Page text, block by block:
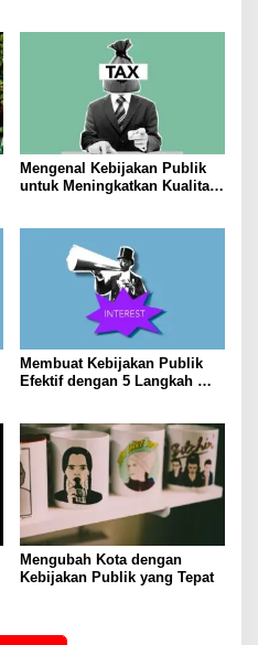
Mengenal Kebijakan Publik
untuk Meningkatkan Kualitas
Membuat Kebijakan Publik
Efektif dengan 5 Langkah
Mengubah Kota dengan
Kebijakan Publik yang Tepat